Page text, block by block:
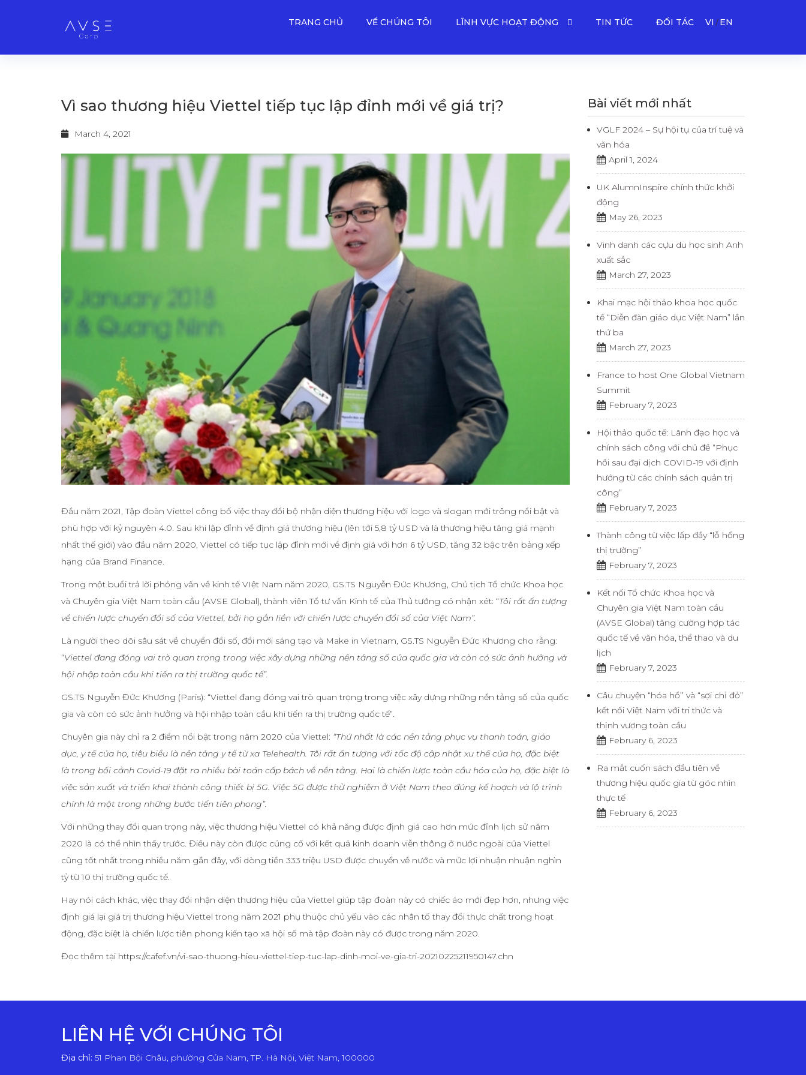
TRANG CHỦ VỀ CHÚNG TÔI LĨNH VỰC HOẠT ĐỘNG TIN TỨC ĐỐI TÁC VI EN
Vì sao thương hiệu Viettel tiếp tục lập đỉnh mới về giá trị?
March 4, 2021
Đầu năm 2021, Tập đoàn Viettel công bố việc thay đổi bộ nhận diện thương hiệu với logo và slogan mới trông nổi bật và
phù hợp với kỷ nguyên 4.0. Sau khi lập đỉnh về định giá thương hiệu (lên tới 5,8 tỷ USD và là thương hiệu tăng giá mạnh
nhất thế giới) vào đầu năm 2020, Viettel có tiếp tục lập đỉnh mới về định giá với hơn 6 tỷ USD, tăng 32 bậc trên bảng xếp
hạng của Brand Finance.
Trong một buổi trả lời phỏng vấn về kinh tế VIệt Nam năm 2020, GS.TS Nguyễn Đức Khương, Chủ tịch Tổ chức Khoa học
và Chuyên gia Việt Nam toàn cầu (AVSE Global), thành viên Tổ tư vấn Kinh tế của Thủ tướng có nhận xét: “Tôi rất ấn tượng
về chiến lược chuyển đổi số của Viettel, bởi họ gắn liền với chiến lược chuyển đổi số của Việt Nam”.
Là người theo dõi sâu sát về chuyển đổi số, đổi mới sáng tạo và Make in Vietnam, GS.TS Nguyễn Đức Khương cho rằng:
“Viettel đang đóng vai trò quan trọng trong việc xây dựng những nền tảng số của quốc gia và còn có sức ảnh hưởng và
hội nhập toàn cầu khi tiến ra thị trường quốc tế”.
GS.TS Nguyễn Đức Khương (Paris): “Viettel đang đóng vai trò quan trọng trong việc xây dựng những nền tảng số của quốc
gia và còn có sức ảnh hưởng và hội nhập toàn cầu khi tiến ra thị trường quốc tế”.
Chuyên gia này chỉ ra 2 điểm nổi bật trong năm 2020 của Viettel: “Thứ nhất là các nền tảng phục vụ thanh toán, giáo
dục, y tế của họ, tiêu biểu là nền tảng y tế từ xa Telehealth. Tôi rất ấn tượng với tốc độ cập nhật xu thế của họ, đặc biệt
là trong bối cảnh Covid-19 đặt ra nhiều bài toán cấp bách về nền tảng. Hai là chiến lược toàn cầu hóa của họ, đặc biệt là
việc sản xuất và triển khai thành công thiết bị 5G. Việc 5G được thử nghiệm ở Việt Nam theo đúng kế hoạch và lộ trình
chính là một trong những bước tiến tiên phong”.
Với những thay đổi quan trọng này, việc thương hiệu Viettel có khả năng được định giá cao hơn mức đỉnh lịch sử năm
2020 là có thể nhìn thấy trước. Điều này còn được củng cố với kết quả kinh doanh viễn thông ở nước ngoài của Viettel
cũng tốt nhất trong nhiều năm gần đây, với dòng tiền 333 triệu USD được chuyển về nước và mức lợi nhuận nhuận nghìn
tỷ từ 10 thị trường quốc tế.
Hay nói cách khác, việc thay đổi nhận diện thương hiệu của Viettel giúp tập đoàn này có chiếc áo mới đẹp hơn, nhưng việc
định giá lại giá trị thương hiệu Viettel trong năm 2021 phụ thuộc chủ yếu vào các nhân tố thay đổi thực chất trong hoạt
động, đặc biệt là chiến lược tiên phong kiến tạo xã hội số mà tập đoàn này có được trong năm 2020.
Đọc thêm tại https://cafef.vn/vi-sao-thuong-hieu-viettel-tiep-tuc-lap-dinh-moi-ve-gia-tri-20210225211950147.chn
Bài viết mới nhất
VGLF 2024 – Sự hội tụ của trí tuệ và
văn hóa
April 1, 2024
UK AlumnInspire chính thức khởi
động
May 26, 2023
Vinh danh các cựu du học sinh Anh
xuất sắc
March 27, 2023
Khai mạc hội thảo khoa học quốc
tế “Diễn đàn giáo dục Việt Nam” lần
thứ ba
March 27, 2023
France to host One Global Vietnam
Summit
February 7, 2023
Hội thảo quốc tế: Lãnh đạo học và
chính sách công với chủ đề “Phục
hồi sau đại dịch COVID-19 với định
hướng từ các chính sách quản trị
công”
February 7, 2023
Thành công từ việc lấp đầy “lỗ hổng
thị trường”
February 7, 2023
Kết nối Tổ chức Khoa học và
Chuyên gia Việt Nam toàn cầu
(AVSE Global) tăng cường hợp tác
quốc tế về văn hóa, thể thao và du
lịch
February 7, 2023
Câu chuyện “hóa hổ’’ và “sợi chỉ đỏ”
kết nối Việt Nam với tri thức và
thịnh vượng toàn cầu
February 6, 2023
Ra mắt cuốn sách đầu tiên về
thương hiệu quốc gia từ góc nhìn
thực tế
February 6, 2023
LIÊN HỆ VỚI CHÚNG TÔI
Địa chỉ: 51 Phan Bội Châu, phường Cửa Nam, TP. Hà Nội, Việt Nam, 100000